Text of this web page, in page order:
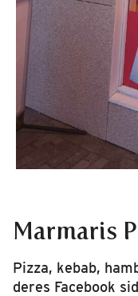
Marmaris
Pizza, kebab,
deres Facebook